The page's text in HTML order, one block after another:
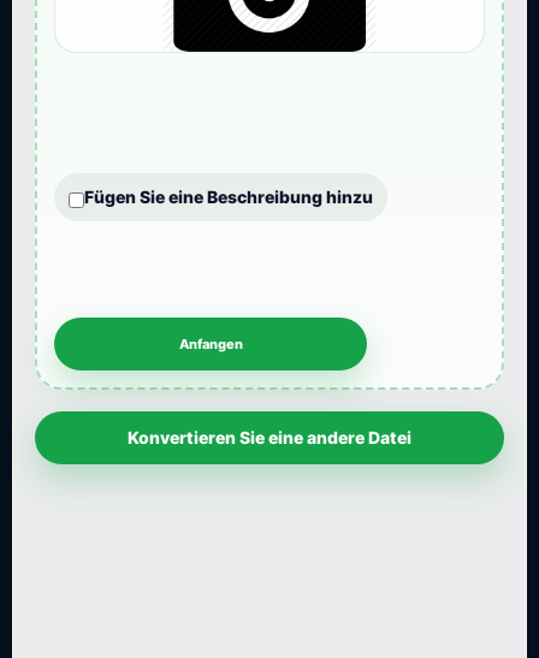
Fügen Sie eine Beschreibung hinzu
Konvertieren Sie eine andere Datei